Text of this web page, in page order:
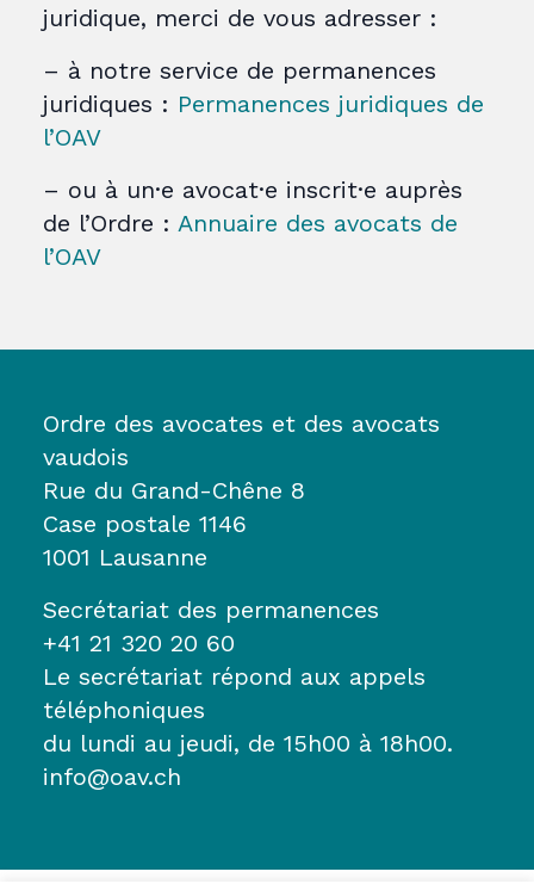
juridique, merci de vous adresser :
– à notre service de permanences
juridiques : Permanences juridiques de
l’OAV
– ou à un·e avocat·e inscrit·e auprès
de l’Ordre : Annuaire des avocats de
l’OAV
Ordre des avocates et des avocats
vaudois
Rue du Grand-Chêne 8
Case postale 1146
1001 Lausanne
Secrétariat des permanences
+41 21 320 20 60
Le secrétariat répond aux appels
téléphoniques
du lundi au jeudi, de 15h00 à 18h00.
info@oav.ch